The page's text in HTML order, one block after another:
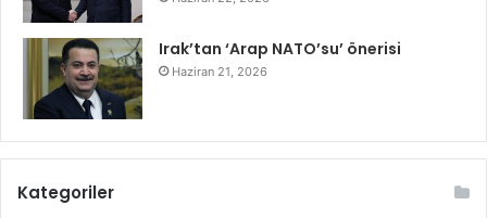
Irak’tan ‘Arap NATO’su’ önerisi
Haziran 21, 2026
Kategoriler